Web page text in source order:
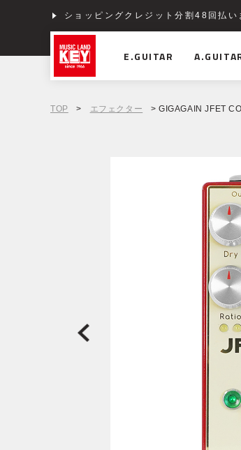
ショッピングクレジット分割48回払い
E.GUITAR
TOP > エフェクター > GIGAGAIN JFET